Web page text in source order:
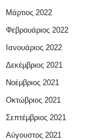
Μάρτιος 2022
Φεβρουάριος 2022
Ιανουάριος 2022
Δεκέμβριος 2021
Νοέμβριος 2021
Οκτώβριος 2021
Σεπτέμβριος 2021
Αύγουστος 2021